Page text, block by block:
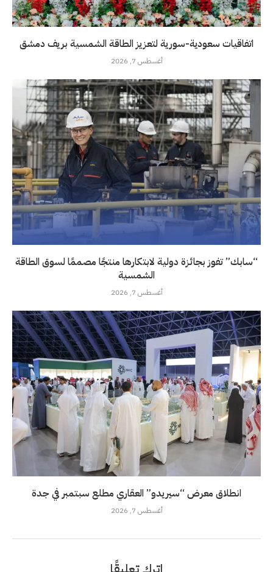
اتفاقيات سعودية-سورية لتعزيز الطاقة الشمسية بريف دمشق
أغسطس 7, 2026
“سابك” تفوز بجائزة دولية لابتكارها منتجًا مصممًا لسوق الطاقة
الشمسية
أغسطس 7, 2026
انطلاق معرض “سيريدو” العقاري مطلع سبتمبر في جدة
أغسطس 7, 2026